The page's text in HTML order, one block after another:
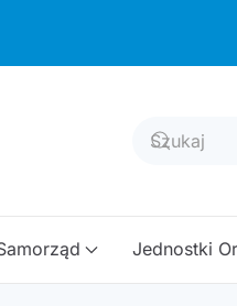
Jednostki